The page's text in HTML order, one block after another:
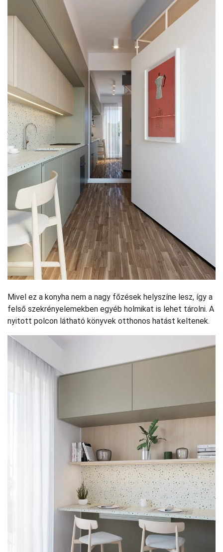
Mivel ez a konyha nem a nagy főzések helyszíne lesz, így a
felső szekrényelemekben egyéb holmikat is lehet tárolni. A
nyitott polcon látható könyvek otthonos hatást keltenek.